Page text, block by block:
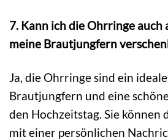
7. Kann ich die Ohrringe auch
meine Brautjungfern
Ja, die Ohrringe sind ein
Brautjungfern und eine
den Hochzeitstag. Sie können
mit einer persönlichen